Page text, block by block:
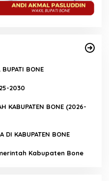
BUPATI BONE
2030
KABUPATEN BONE (2026-
DI KABUPATEN BONE
Kabupaten Bone